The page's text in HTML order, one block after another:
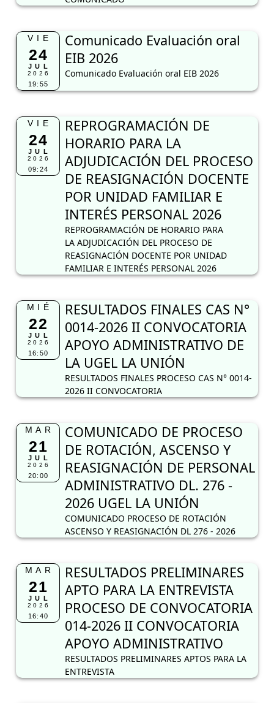
VIE
24
JUL
2026
19:55
Comunicado Evaluación oral
EIB 2026
Comunicado Evaluación oral EIB 2026
VIE
24
JUL
2026
09:24
REPROGRAMACIÓN DE
HORARIO PARA LA
ADJUDICACIÓN DEL PROCESO
DE REASIGNACIÓN DOCENTE
POR UNIDAD FAMILIAR E
INTERÉS PERSONAL 2026
REPROGRAMACIÓN DE HORARIO PARA
LA ADJUDICACIÓN DEL PROCESO DE
REASIGNACIÓN DOCENTE POR UNIDAD
FAMILIAR E INTERÉS PERSONAL 2026
MIÉ
22
JUL
2026
16:50
RESULTADOS FINALES CAS N°
0014-2026 II CONVOCATORIA
APOYO ADMINISTRATIVO DE
LA UGEL LA UNIÓN
RESULTADOS FINALES PROCESO CAS N° 0014-
2026 II CONVOCATORIA
MAR
21
JUL
2026
20:00
COMUNICADO DE PROCESO
DE ROTACIÓN, ASCENSO Y
REASIGNACIÓN DE PERSONAL
ADMINISTRATIVO DL. 276 -
2026 UGEL LA UNIÓN
COMUNICADO PROCESO DE ROTACIÓN
ASCENSO Y REASIGNACIÓN DL 276 - 2026
MAR
21
JUL
2026
16:40
RESULTADOS PRELIMINARES
APTO PARA LA ENTREVISTA
PROCESO DE CONVOCATORIA
014-2026 II CONVOCATORIA
APOYO ADMINISTRATIVO
RESULTADOS PRELIMINARES APTOS PARA LA
ENTREVISTA